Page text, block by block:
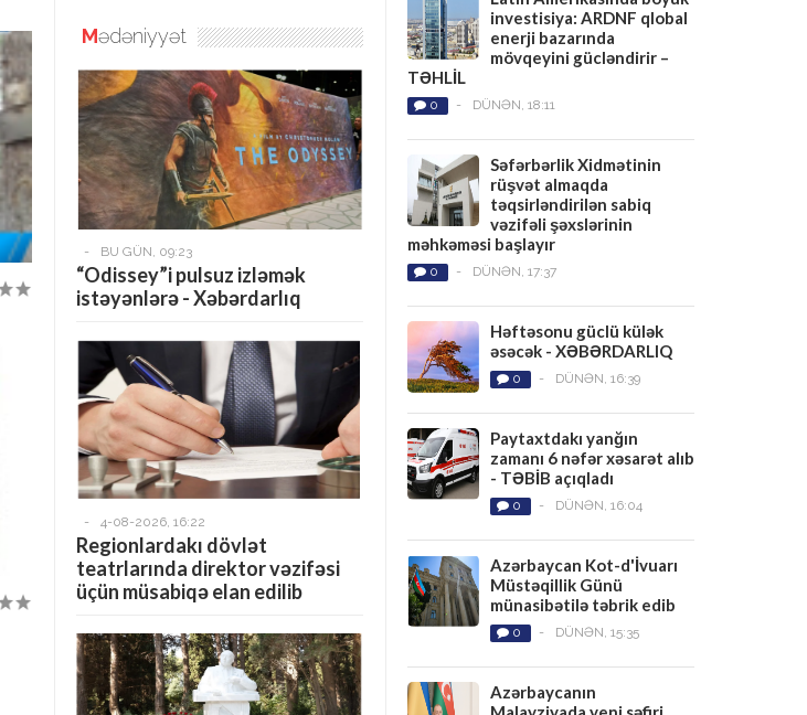
Mədəniyyət
- BU GÜN, 09:23
“Odissey”i pulsuz izləmək
istəyənlərə - Xəbərdarlıq
- 4-08-2026, 16:22
Regionlardakı dövlət
teatrlarında direktor vəzifəsi
üçün müsabiqə elan edilib
investisiya: ARDNF qlobal
enerji bazarında
mövqeyini gücləndirir –
TƏHLİL
0 - DÜNƏN, 18:11
Səfərbərlik Xidmətinin
rüşvət almaqda
təqsirləndirilən sabiq
vəzifəli şəxslərinin
məhkəməsi başlayır
0 - DÜNƏN, 17:37
Həftəsonu güclü külək
əsəcək - XƏBƏRDARLIQ
0 - DÜNƏN, 16:39
Paytaxtdakı yanğın
zamanı 6 nəfər xəsarət alıb
- TƏBİB açıqladı
0 - DÜNƏN, 16:04
Azərbaycan Kot-d'İvuarı
Müstəqillik Günü
münasibətilə təbrik edib
0 - DÜNƏN, 15:35
Azərbaycanın